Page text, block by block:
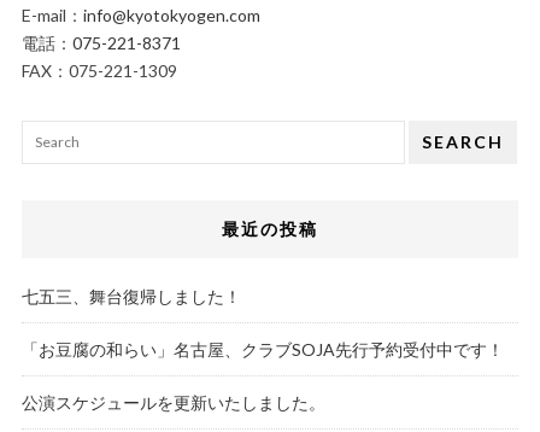
E-mail： info@kyotokyogen.com
電話： 075-221-8371
FAX：075-221-1309
SEARCH
最近の投稿
七五三、舞台復帰しました！
「お豆腐の和らい」名古屋、クラブSOJA先行予約受付中です！
公演スケジュールを更新いたしました。